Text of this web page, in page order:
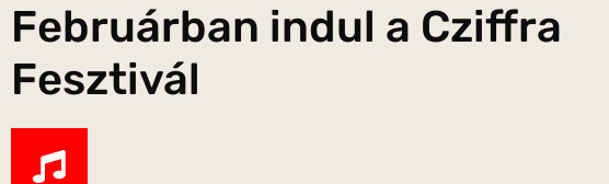
Februárban indul a Cziffra
Fesztivál